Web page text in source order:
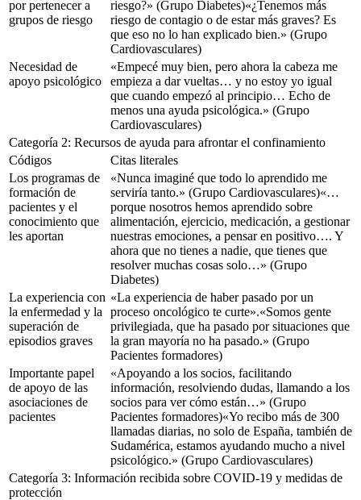
por pertenecer a
grupos de riesgo
riesgo?» (Grupo Diabetes)«¿Tenemos más
riesgo de contagio o de estar más graves? Es
que eso no lo han explicado bien.» (Grupo
Cardiovasculares)
Necesidad de
apoyo psicológico
«Empecé muy bien, pero ahora la cabeza me
empieza a dar vueltas… y no estoy yo igual
que cuando empezó al principio… Echo de
menos una ayuda psicológica.» (Grupo
Cardiovasculares)
Categoría 2: Recursos de ayuda para afrontar el confinamiento
Códigos
Citas literales
Los programas de
formación de
pacientes y el
conocimiento que
les aportan
«Nunca imaginé que todo lo aprendido me
serviría tanto.» (Grupo Cardiovasculares)«…
porque nosotros hemos aprendido sobre
alimentación, ejercicio, medicación, a gestionar
nuestras emociones, a pensar en positivo…. Y
ahora que no tienes a nadie, que tienes que
resolver muchas cosas solo…» (Grupo
Diabetes)
La experiencia con
la enfermedad y la
superación de
episodios graves
«La experiencia de haber pasado por un
proceso oncológico te curte».«Somos gente
privilegiada, que ha pasado por situaciones que
la gran mayoría no ha pasado.» (Grupo
Pacientes formadores)
Importante papel
de apoyo de las
asociaciones de
pacientes
«Apoyando a los socios, facilitando
información, resolviendo dudas, llamando a los
socios para ver cómo están…» (Grupo
Pacientes formadores)«Yo recibo más de 300
llamadas diarias, no solo de España, también de
Sudamérica, estamos ayudando mucho a nivel
psicológico.» (Grupo Cardiovasculares)
Categoría 3: Información recibida sobre COVID-19 y medidas de
protección